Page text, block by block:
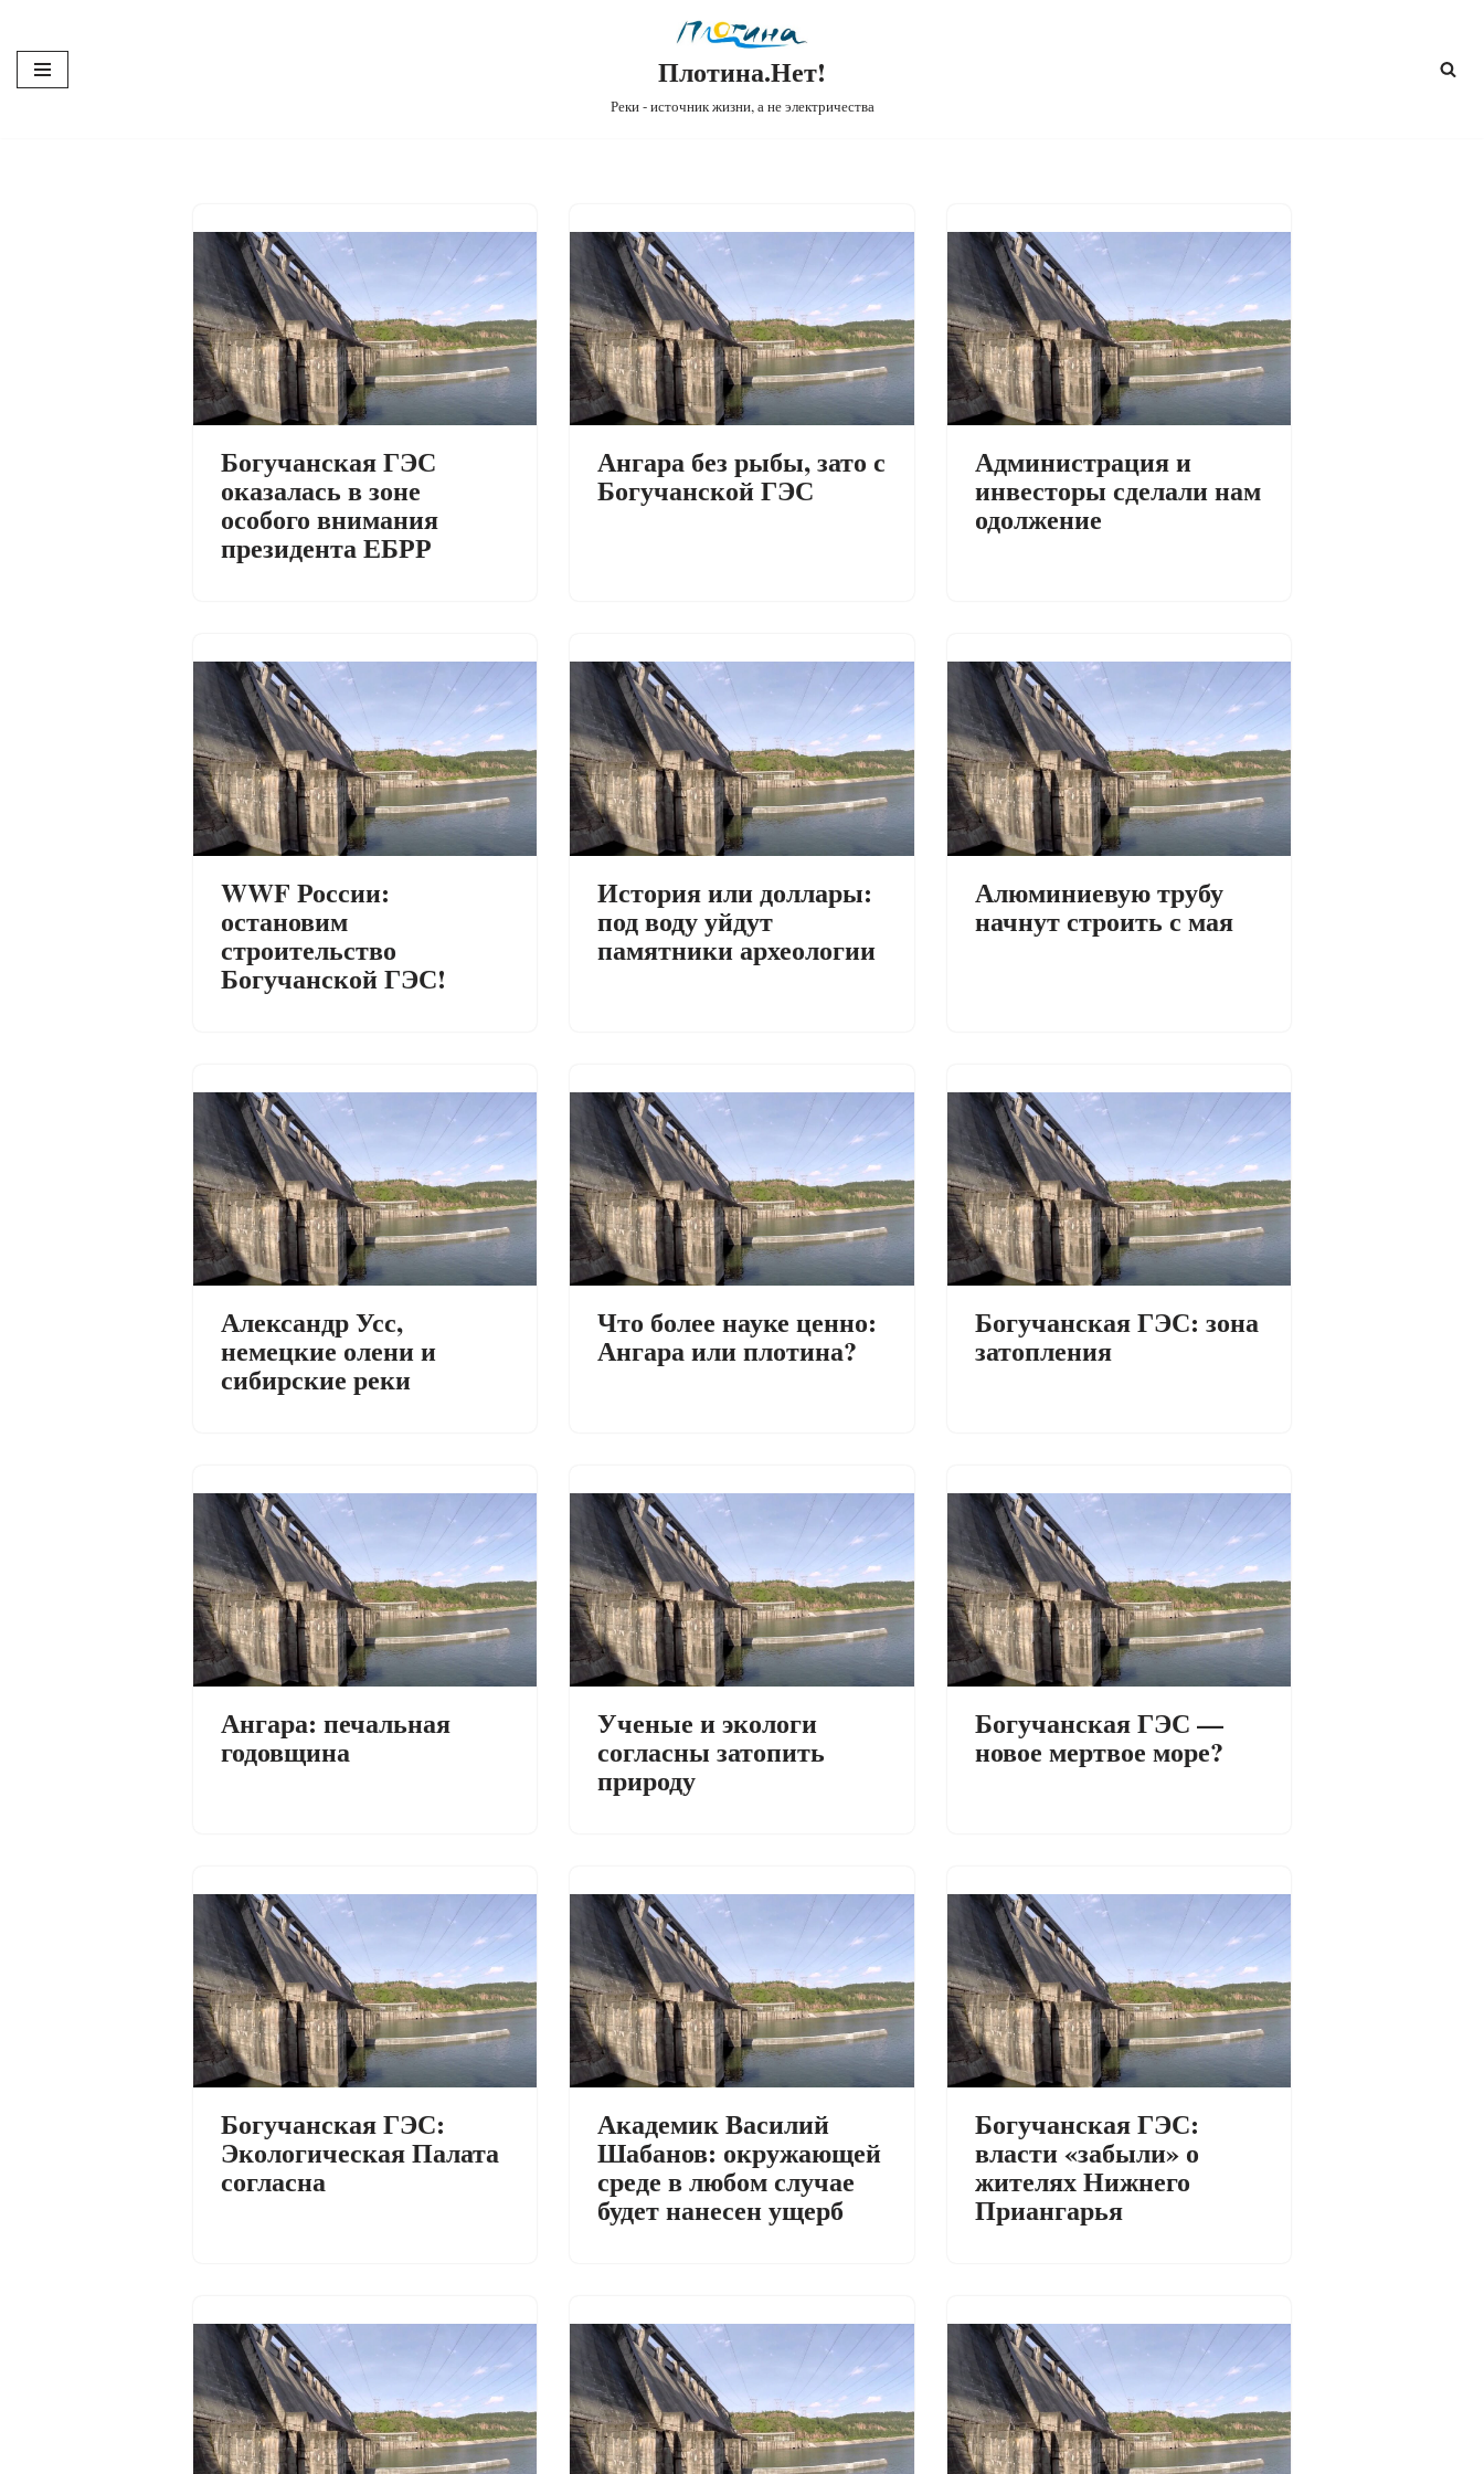
Перейти
к
Плотина.Нет!
Реки - источник жизни, а не электричества
Богучанская ГЭС
оказалась в зоне
особого внимания
президента ЕБРР
Ангара без рыбы, зато с
Богучанской ГЭС
Администрация и
инвесторы сделали нам
одолжение
WWF России:
остановим
строительство
Богучанской ГЭС!
История или доллары:
под воду уйдут
памятники археологии
Алюминиевую трубу
начнут строить с мая
Александр Усс,
немецкие олени и
сибирские реки
Что более науке ценно:
Ангара или плотина?
Богучанская ГЭС: зона
затопления
Ангара: печальная
годовщина
Ученые и экологи
согласны затопить
природу
Богучанская ГЭС —
новое мертвое море?
Богучанская ГЭС:
Экологическая Палата
согласна
Академик Василий
Шабанов: окружающей
среде в любом случае
будет нанесен ущерб
Богучанская ГЭС:
власти «забыли» о
жителях Нижнего
Приангарья